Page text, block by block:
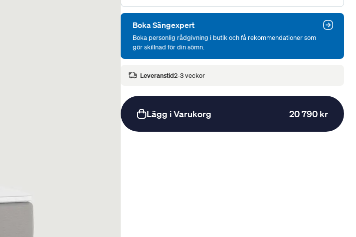
Boka Sängexpert
Boka personlig rådgivning i butik och få rekommendationer som
gör skillnad för din sömn.
Leveranstid2-3 veckor
Lägg i Varukorg 20 790 kr